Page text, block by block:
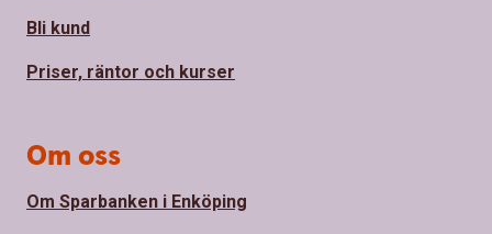
Bli kund
Priser, räntor och kurser
Om oss
Om Sparbanken i Enköping